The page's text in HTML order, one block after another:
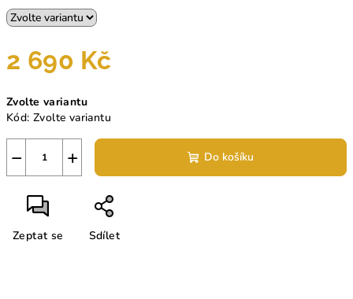
2 690 Kč
cena:
Zvolte variantu
Kód: Zvolte variantu
+
− Do košíku
Zeptat se Sdílet